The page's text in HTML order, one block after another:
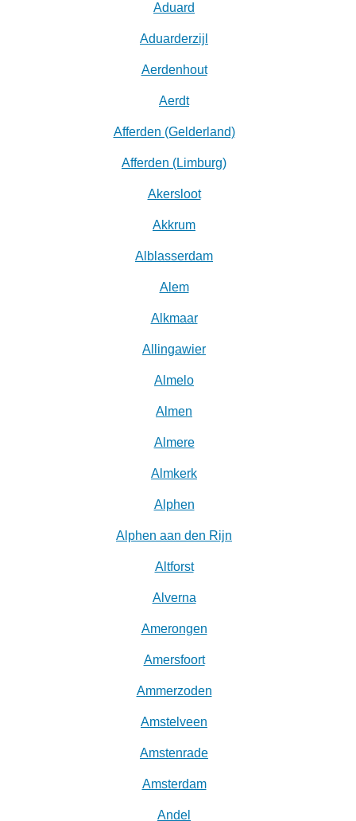
Aduard
Aduarderzijl
Aerdenhout
Aerdt
Afferden (Gelderland)
Afferden (Limburg)
Akersloot
Akkrum
Alblasserdam
Alem
Alkmaar
Allingawier
Almelo
Almen
Almere
Almkerk
Alphen
Alphen aan den Rijn
Altforst
Alverna
Amerongen
Amersfoort
Ammerzoden
Amstelveen
Amstenrade
Amsterdam
Andel